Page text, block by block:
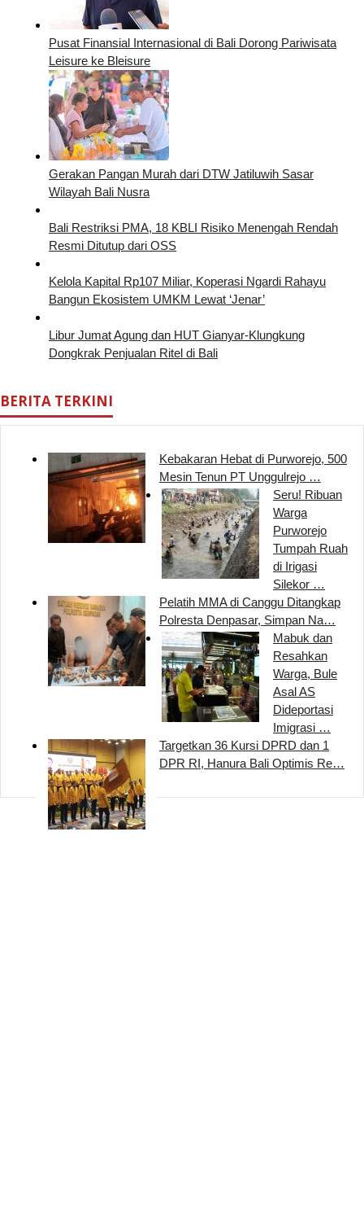
Pusat Finansial Internasional di Bali Dorong Pariwisata
Leisure ke Bleisure
Gerakan Pangan Murah dari DTW Jatiluwih Sasar
Wilayah Bali Nusra
Bali Restriksi PMA, 18 KBLI Risiko Menengah Rendah
Resmi Ditutup dari OSS
Kelola Kapital Rp107 Miliar, Koperasi Ngardi Rahayu
Bangun Ekosistem UMKM Lewat ‘Jenar’
Libur Jumat Agung dan HUT Gianyar-Klungkung
Dongkrak Penjualan Ritel di Bali
BERITA TERKINI
Kebakaran Hebat di Purworejo, 500
Mesin Tenun PT Unggulrejo …
Seru! Ribuan
Warga
Purworejo
Tumpah Ruah
di Irigasi
Silekor …
Pelatih MMA di Canggu Ditangkap
Polresta Denpasar, Simpan Na…
Mabuk dan
Resahkan
Warga, Bule
Asal AS
Dideportasi
Imigrasi …
Targetkan 36 Kursi DPRD dan 1
DPR RI, Hanura Bali Optimis Re…